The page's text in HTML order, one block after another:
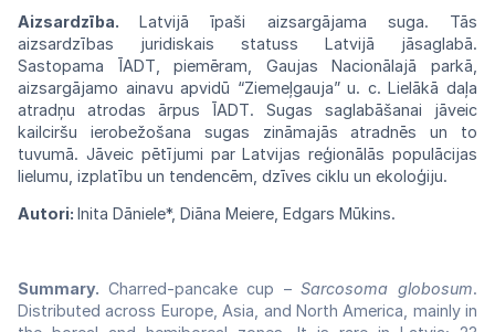
Aizsardzība. Latvijā īpaši aizsargājama
suga. Tās
aizsardzības juridiskais statuss Latvijā jāsaglabā.
Sastopama ĪADT, piemēram, Gaujas Nacionālajā parkā,
aizsargājamo ainavu apvidū “Ziemeļgauja” u. c.Lielākādaļa
atradņu atrodas ārpus ĪADT. Sugas saglabāšanai jāveic
kailciršu ierobežošana sugas zināmajās atradnēs un to
tuvumā. Jāveic pētījumi par Latvijas reģionālāspopulācijas
lielumu, izplatību un tendencēm, dzīves ciklu un ekoloģiju.
Autori: Inita Dāniele*, Diāna Meiere, Edgars Mūkins.
Summary. Charred-pancake cup –Sarcosoma globosum.
Distributed across Europe, Asia, and North America, mainly in